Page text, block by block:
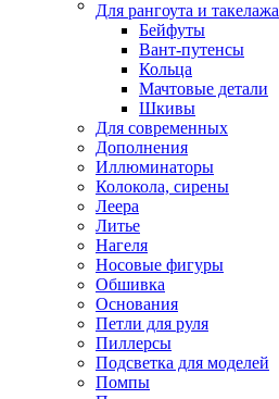
Для рангоута и такелажа
Бейфуты
Вант-путенсы
Кольца
Мачтовые детали
Шкивы
Для современных
Дополнения
Иллюминаторы
Колокола, сирены
Леера
Литье
Нагеля
Носовые фигуры
Обшивка
Основания
Петли для руля
Пиллерсы
Подсветка для моделей
Помпы